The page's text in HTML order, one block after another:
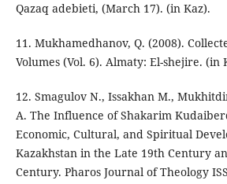
Qazaq adebieti, (March 17). (in Kaz).
11. Mukhamedhanov, Q. (2008).
Volumes (Vol. 6). Almaty: El-shejire. (in
12. Smagulov N., Issakhan M.,
A. The Influence of Shakarim
Economic, Cultural, and Spiritual
Kazakhstan in the Late 19th Century
Century. Pharos Journal of Theology